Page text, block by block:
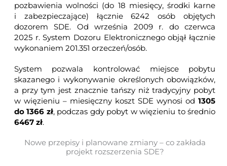
pozbawienia wolności (do 18 miesięcy, środki karne
i zabezpieczające) łącznie 6242 osób objętych
dozorem SDE. Od września 2009 r. do czerwca
2025 r. System Dozoru Elektronicznego objął łącznie
wykonaniem 201.351 orzeczeń/osób.
System pozwala kontrolować miejsce pobytu
skazanego i wykonywanie określonych obowiązków,
a przy tym jest znacznie tańszy niż tradycyjny pobyt
w więzieniu – miesięczny koszt SDE wynosi od1305
do 1366 zł, podczas gdy pobyt w więzieniu to średnio
6467 zł.
Nowe przepisy i planowane zmiany – co zakłada
projekt rozszerzenia SDE?